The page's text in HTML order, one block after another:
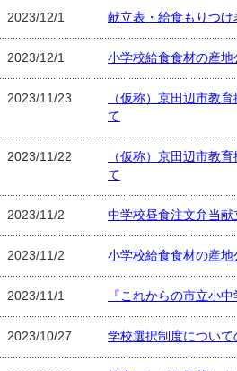
2023/12/1 献立表・給食もりつ
2023/12/1 小学校給食食材の産
2023/11/23
（仮称）京田辺市教
て
2023/11/22
（仮称）京田辺市教
て
2023/11/2 中学校昼食注文弁当
2023/11/2 小学校給食食材の産
2023/11/1 『これからの市立小
2023/10/27 学校選択制度につい